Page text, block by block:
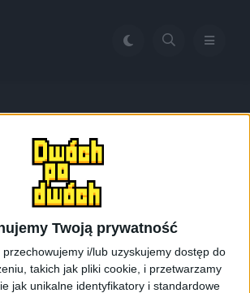
Twoją prywatność
przechowujemy i/lub uzyskujemy dostęp do
takich jak pliki cookie, i przetwarzamy
jak unikalne identyfikatory i standardowe
Samsung Gear S
Samsung